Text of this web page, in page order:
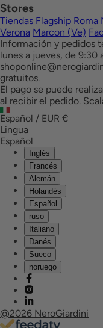
Stores
Tiendas Flagship Roma
Verona Marcon (Ve)
Información y pedidos
lunes a jueves, de 9:30
gratuitos.
El pago se puede
al recibir el pedido.
Español / EUR €
Lingua
Español
Inglés
Francés
Alemán
Holandés
Español
ruso
Italiano
Danés
Sueco
noruego
facebook
instagram
linkedin
@2026 NeroGiardini